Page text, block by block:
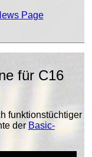
Page
für C16
funktionstüchtiger
der Basic-